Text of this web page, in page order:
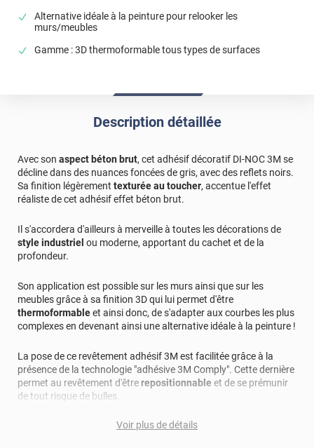
Alternative idéale à la peinture pour relooker les
murs/meubles
Gamme : 3D thermoformable tous types de surfaces
Description détaillée
Avec son aspect béton brut, cet adhésif décoratif DI-NOC 3M se
décline dans des nuances foncées de gris, avec des reflets noirs.
Sa finition légèrement texturée au toucher, accentue l'effet
réaliste de cet adhésif effet béton brut.
Il s'accordera d'ailleurs à merveille à toutes les décorations de
style industriel ou moderne, apportant du cachet et de la
profondeur.
Son application est possible sur les murs ainsi que sur les
meubles grâce à sa finition 3D qui lui permet d'être
thermoformableet ainsi donc, de s'adapter aux courbes les plus
complexes en devenant ainsi une alternative idéale à la peinture !
La pose de ce revêtement adhésif 3M est facilitée grâce à la
présence de la technologie "adhésive 3M Comply". Cette dernière
permet au revêtement d'êtrerepositionnable et de se prémunir
de tout risque de bulles.
Applicable sur la plupart des supports : bois, métal, plastique...
Voir plus de détails